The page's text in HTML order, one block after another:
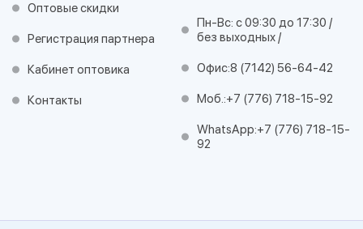
Оптовые скидки
Регистрация партнера
Кабинет оптовика
Контакты
Пн-Вс: с 09:30 до 17:30 /
без выходных /
Офис:8 (7142) 56-64-42
Моб.:+7 (776) 718-15-92
WhatsApp:+7 (776) 718-15-
92